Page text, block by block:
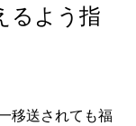
るよう指
移送されても福